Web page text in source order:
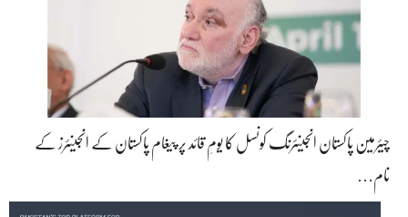
چیئرمین پاکستان انجینئرنگ کونسل کا یومِ قائد پر پیغام پاکستان کے انجینئرز کے
نام…